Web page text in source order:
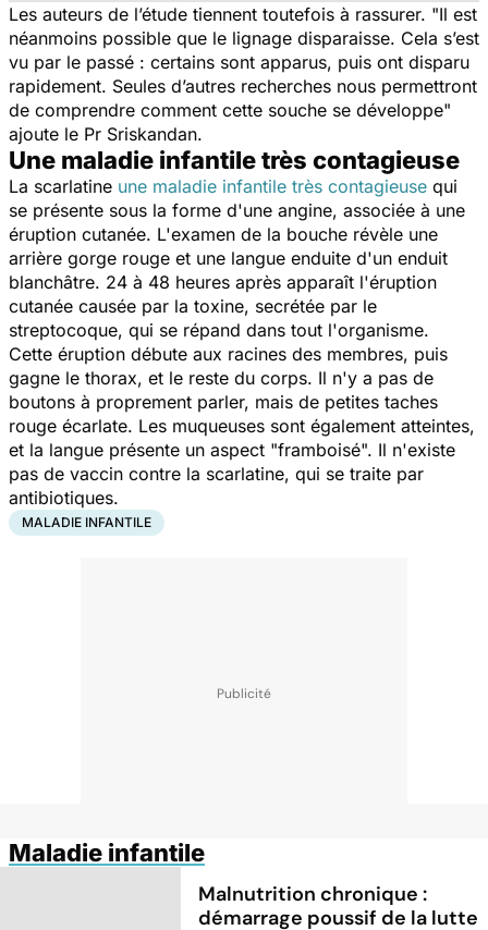
Les auteurs de l’étude tiennent toutefois à rassurer. "Il est
néanmoins possible que le lignage disparaisse. Cela s’est
vu par le passé : certains sont apparus, puis ont disparu
rapidement. Seules d’autres recherches nous permettront
de comprendre comment cette souche se développe"
ajoute le Pr Sriskandan.
Une maladie infantile très contagieuse
La scarlatine une maladie infantile très contagieuse qui
se présente sous la forme d'une angine, associée à une
éruption cutanée. L'examen de la bouche révèle une
arrière gorge rouge et une langue enduite d'un enduit
blanchâtre. 24 à 48 heures après apparaît l'éruption
cutanée causée par la toxine, secrétée par le
streptocoque, qui se répand dans tout l'organisme.
Cette éruption débute aux racines des membres, puis
gagne le thorax, et le reste du corps. Il n'y a pas de
boutons à proprement parler, mais de petites taches
rouge écarlate. Les muqueuses sont également atteintes,
et la langue présente un aspect "framboisé". Il n'existe
pas de vaccin contre la scarlatine, qui se traite par
antibiotiques.
MALADIE INFANTILE
Maladie infantile
Malnutrition chronique :
démarrage poussif de la lutte